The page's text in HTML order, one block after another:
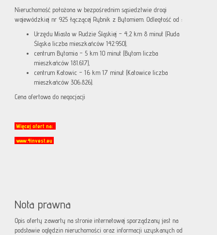
Nieruchomość położona w bezpośrednim sąsiedztwie drogi
wojewódzkiej nr 925 łączącej Rybnik z Bytomiem. Odległość od :
Urzędu Miasta w Rudzie Śląskiej – 4,2 km 8 minut (Ruda
Śląska liczba mieszkańców 142.950),
centrum Bytomia – 5 km 10 minut (Bytom liczba
mieszkańców 181.617),
centrum Katowic – 16 km 17 minut (Katowice liczba
mieszkańców 306.826).
Cena ofertowa do negocjacji
Więcej ofert na:
www.4invest.eu
Nota prawna
Opis oferty zawarty na stronie internetowej sporządzany jest na
podstawie oględzin nieruchomości oraz informacji uzyskanych od